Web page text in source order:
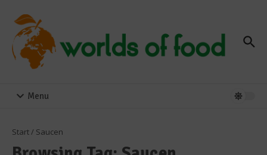
Menu
Start/ Saucen